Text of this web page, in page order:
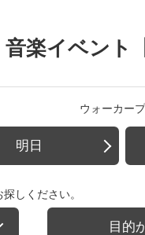
楽イベント
ウォーカー
明日
しください。
目的